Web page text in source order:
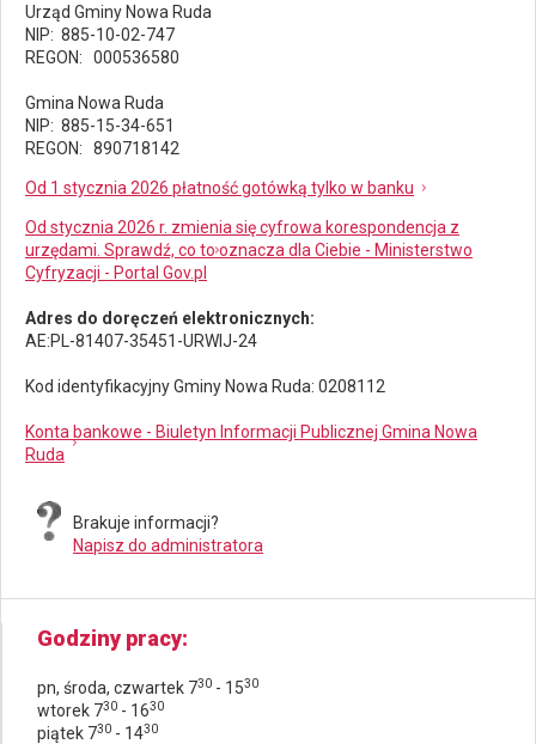
Urząd Gminy Nowa Ruda
NIP: 885-10-02-747
REGON: 000536580
Gmina Nowa Ruda
NIP: 885-15-34-651
REGON: 890718142
Od 1 stycznia 2026 płatność gotówką tylko w banku
Od stycznia 2026 r. zmienia się cyfrowa korespondencja z
urzędami. Sprawdź, co to oznacza dla Ciebie - Ministerstwo
Cyfryzacji - Portal Gov.pl
Adres do doręczeń elektronicznych:
AE:PL-81407-35451-URWIJ-24
Kod identyfikacyjny Gminy Nowa Ruda: 0208112
Konta bankowe - Biuletyn Informacji Publicznej Gmina Nowa
Ruda
Brakuje informacji?
Napisz do administratora
Godziny pracy
pn, środa, czwartek 730 - 1530
wtorek 730 - 1630
piątek 730 - 1430